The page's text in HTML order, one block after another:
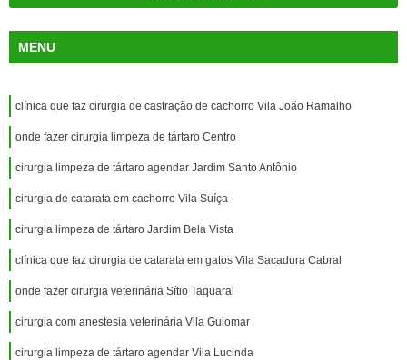
MENU
clínica que faz cirurgia de castração de cachorro Vila João Ramalho
onde fazer cirurgia limpeza de tártaro Centro
cirurgia limpeza de tártaro agendar Jardim Santo Antônio
cirurgia de catarata em cachorro Vila Suíça
cirurgia limpeza de tártaro Jardim Bela Vista
clínica que faz cirurgia de catarata em gatos Vila Sacadura Cabral
onde fazer cirurgia veterinária Sítio Taquaral
cirurgia com anestesia veterinária Vila Guiomar
cirurgia limpeza de tártaro agendar Vila Lucinda